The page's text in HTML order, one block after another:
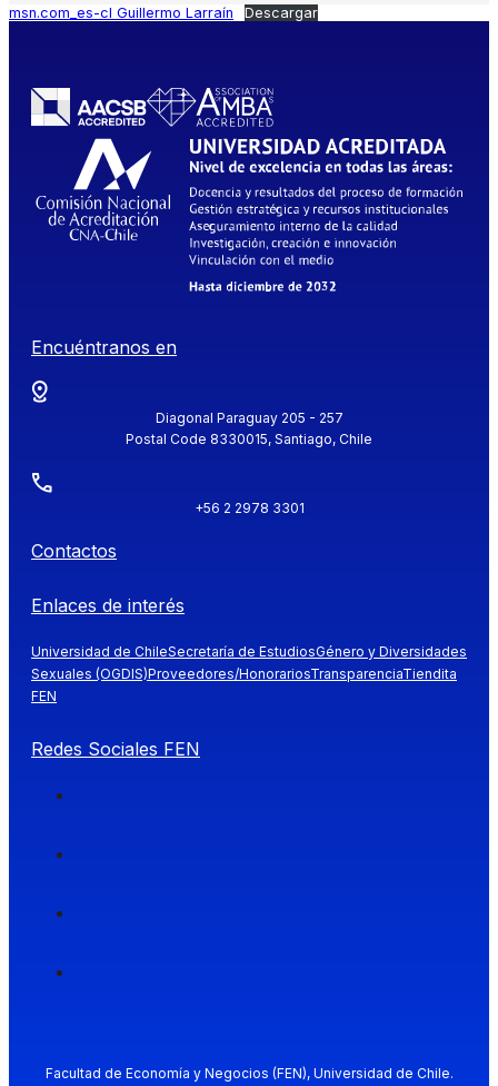
msn.com_es-cl Guillermo Larraín Descargar
Encuéntranos en
Diagonal Paraguay 205 - 257
Postal Code 8330015, Santiago, Chile
+56 2 2978 3301
Contactos
Enlaces de interés
Universidad de ChileSecretaría de EstudiosGénero y Diversidades
Sexuales (OGDIS)Proveedores/HonorariosTransparenciaTiendita
FEN
Redes Sociales FEN
Facultad de Economía y Negocios (FEN), Universidad de Chile.